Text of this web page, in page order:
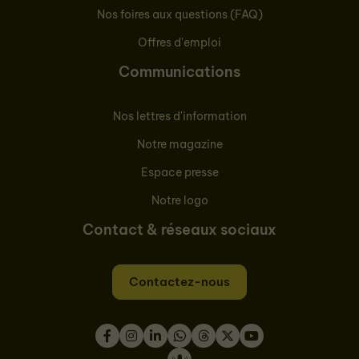
Nos foires aux questions (FAQ)
Offres d'emploi
Communications
Nos lettres d'information
Notre magazine
Espace presse
Notre logo
Contact & réseaux sociaux
Contactez-nous